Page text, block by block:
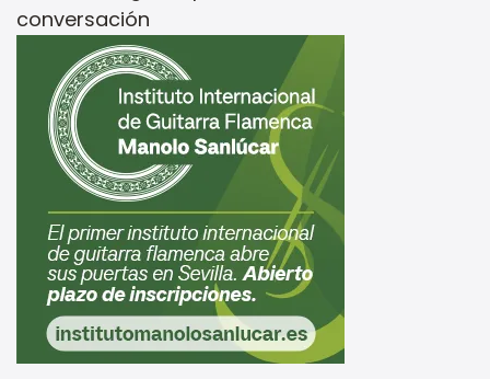
conversación